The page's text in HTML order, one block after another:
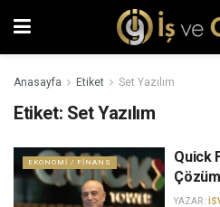
Anasayfa Etiket Set Yazılım
Etiket: Set Yazılım
EKONOMI / FINANS
Quick
YAZAR :